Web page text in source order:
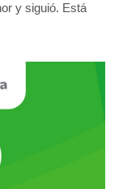
y siguió. Está